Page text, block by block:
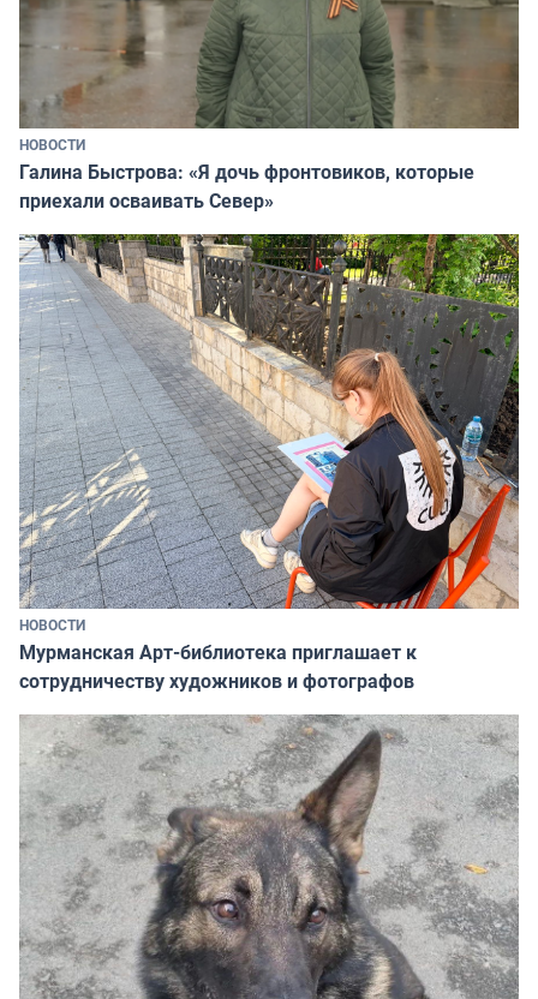
НОВОСТИ
Галина Быстрова: «Я дочь фронтовиков, которые
приехали осваивать Север»
НОВОСТИ
Мурманская Арт-библиотека приглашает к
сотрудничеству художников и фотографов